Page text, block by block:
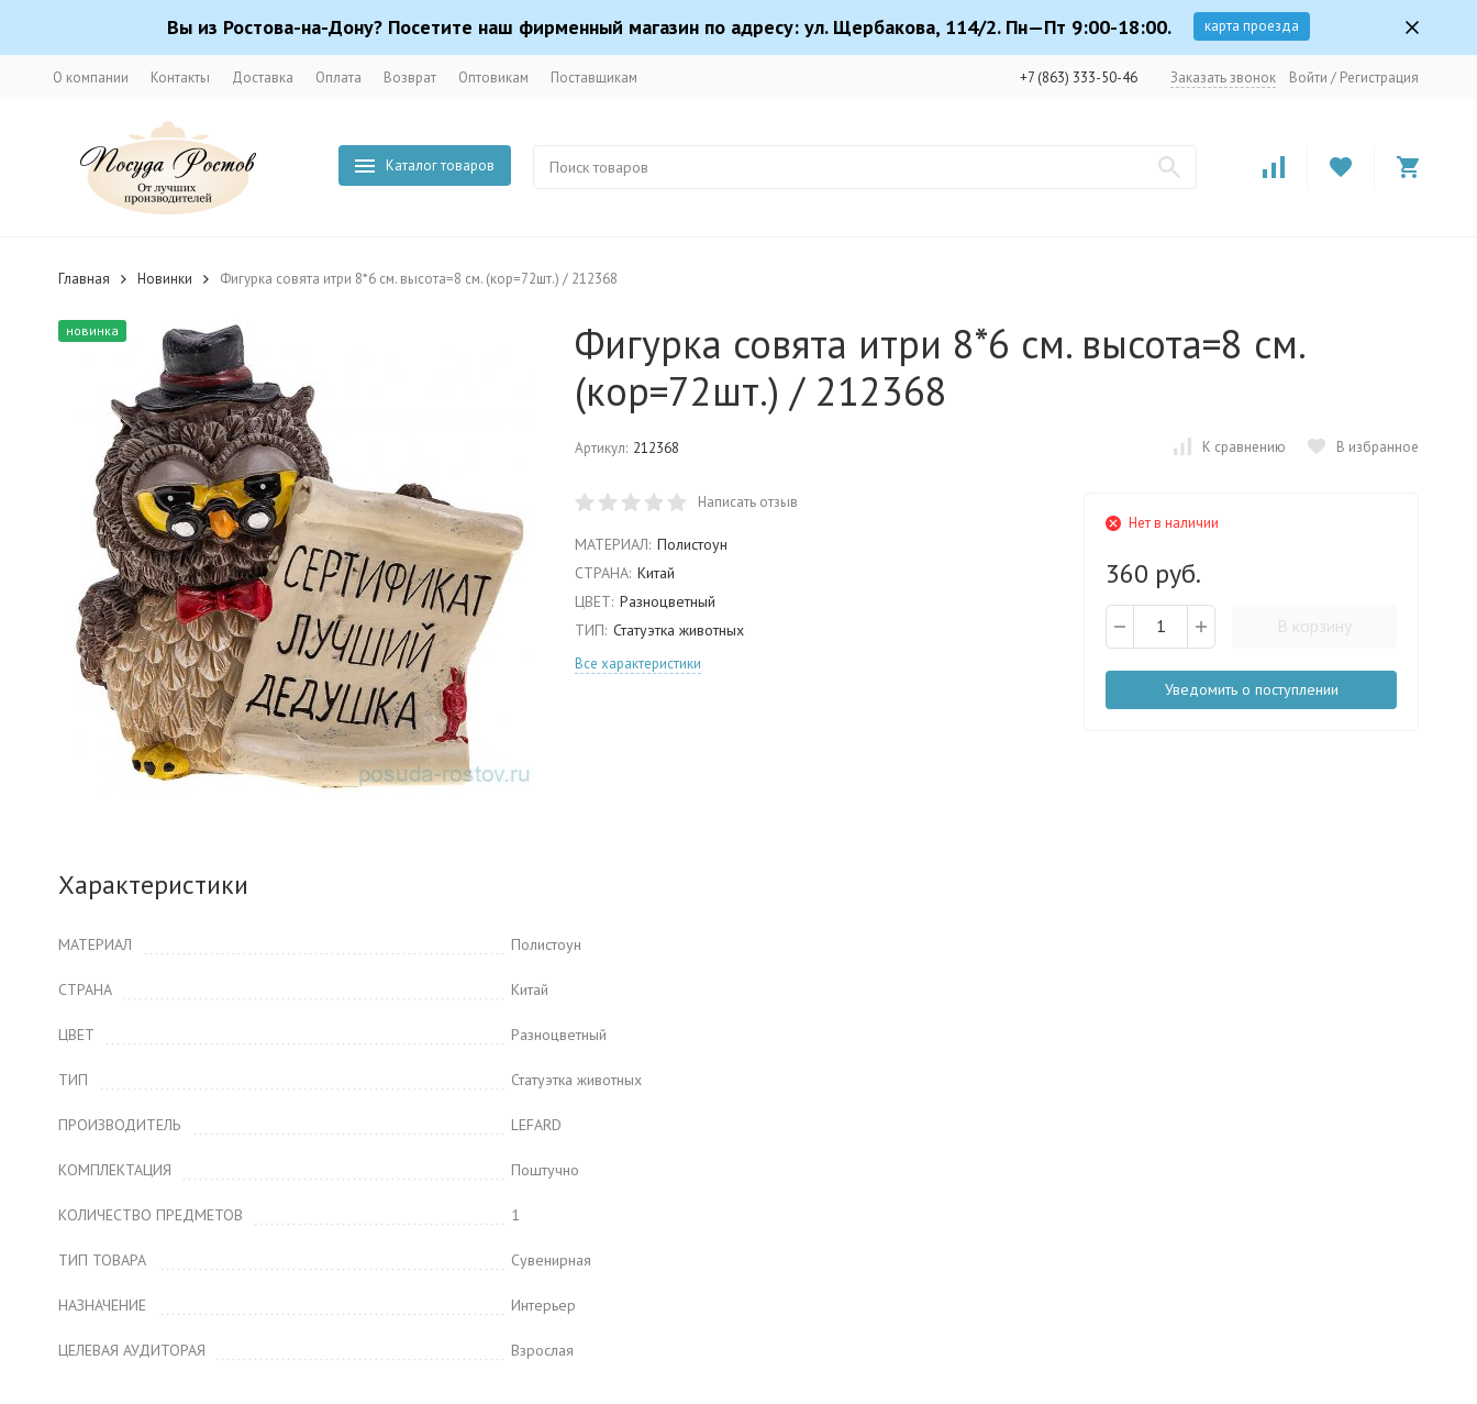
Вы из Ростова-на-Дону? Посетите наш фирменный магазин по адресу: ул. Щербакова, 114/2. Пн—Пт 9:00-18:00. карта проезда
О компании Контакты Доставка Оплата Возврат Оптовикам Поставщикам +7 (863) 333-50-46 Заказать звонок Войти / Регистрация
Каталог товаров
Главная Новинки Фигурка совята итри 8*6 см. высота=8 см. (кор=72шт.) / 212368
новинка
Фигурка совята итри 8*6 см. высота=8 см.
(кор=72шт.) / 212368
Артикул: 212368 К сравнению В избранное
Написать отзыв
МАТЕРИАЛ: Полистоун
СТРАНА: Китай
ЦВЕТ: Разноцветный
ТИП: Статуэтка животных
Все характеристики
Нет в наличии
360 руб.
В корзину
Уведомить о поступлении
Характеристики
МАТЕРИАЛ Полистоун
СТРАНА Китай
ЦВЕТ Разноцветный
ТИП Статуэтка животных
ПРОИЗВОДИТЕЛЬ LEFARD
КОМПЛЕКТАЦИЯ Поштучно
КОЛИЧЕСТВО ПРЕДМЕТОВ 1
ТИП ТОВАРА Сувенирная
НАЗНАЧЕНИЕ Интерьер
ЦЕЛЕВАЯ АУДИТОРАЯ Взрослая